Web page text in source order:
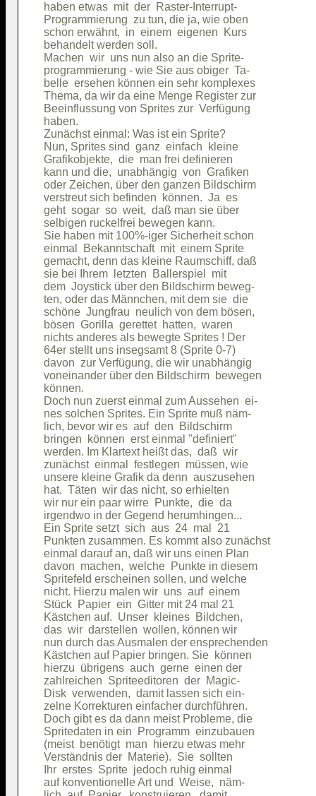
haben etwas  mit  der  Raster-Interrupt-
Programmierung  zu tun, die ja, wie oben
schon erwähnt,  in  einem  eigenen  Kurs
behandelt werden soll.
Machen  wir  uns nun also an die Sprite-
programmierung - wie Sie aus obiger  Ta-
belle  ersehen können ein sehr komplexes
Thema, da wir da eine Menge Register zur
Beeinflussung von Sprites zur  Verfügung
haben.
Zunächst einmal: Was ist ein Sprite?
Nun, Sprites sind  ganz  einfach  kleine
Grafikobjekte,  die  man frei definieren
kann und die,  unabhängig  von  Grafiken
oder Zeichen, über den ganzen Bildschirm
verstreut sich befinden  können.  Ja  es
geht  sogar  so  weit,  daß man sie über
selbigen ruckelfrei bewegen kann.
Sie haben mit 100%-iger Sicherheit schon
einmal  Bekanntschaft  mit  einem Sprite
gemacht, denn das kleine Raumschiff, daß
sie bei Ihrem  letzten  Ballerspiel  mit
dem  Joystick über den Bildschirm beweg-
ten, oder das Männchen, mit dem sie  die
schöne  Jungfrau  neulich von dem bösen,
bösen  Gorilla  gerettet  hatten,  waren
nichts anderes als bewegte Sprites ! Der
64er stellt uns insegsamt 8 (Sprite 0-7)
davon  zur Verfügung, die wir unabhängig
voneinander über den Bildschirm  bewegen
können.
Doch nun zuerst einmal zum Aussehen  ei-
nes solchen Sprites. Ein Sprite muß näm-
lich, bevor wir es  auf  den  Bildschirm
bringen  können  erst einmal "definiert"
werden. Im Klartext heißt das,  daß  wir
zunächst  einmal  festlegen  müssen, wie
unsere kleine Grafik da denn  auszusehen
hat.  Täten  wir das nicht, so erhielten
wir nur ein paar wirre  Punkte,  die  da
irgendwo in der Gegend herumhingen...
Ein Sprite setzt  sich  aus  24  mal  21
Punkten zusammen. Es kommt also zunächst
einmal darauf an, daß wir uns einen Plan
davon  machen,  welche  Punkte in diesem
Spritefeld erscheinen sollen, und welche
nicht. Hierzu malen wir  uns  auf  einem
Stück  Papier  ein  Gitter mit 24 mal 21
Kästchen auf.  Unser  kleines  Bildchen,
das  wir  darstellen  wollen, können wir
nun durch das Ausmalen der ensprechenden
Kästchen auf Papier bringen. Sie  können
hierzu  übrigens  auch  gerne  einen der
zahlreichen  Spriteeditoren  der  Magic-
Disk  verwenden,  damit lassen sich ein-
zelne Korrekturen einfacher durchführen.
Doch gibt es da dann meist Probleme, die
Spritedaten in ein  Programm  einzubauen
(meist  benötigt  man  hierzu etwas mehr
Verständnis der  Materie).  Sie  sollten
Ihr  erstes  Sprite  jedoch ruhig einmal
auf konventionelle Art und  Weise,  näm-